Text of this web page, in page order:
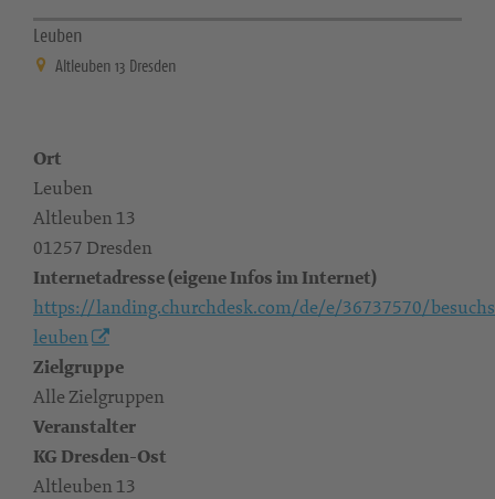
Leuben
Altleuben 13 Dresden
Ort
Leuben
Altleuben 13
01257 Dresden
Internetadresse (eigene Infos im Internet)
https://landing.churchdesk.com/de/e/36737570/
leuben
Zielgruppe
Alle Zielgruppen
Veranstalter
KG Dresden-Ost
Altleuben 13